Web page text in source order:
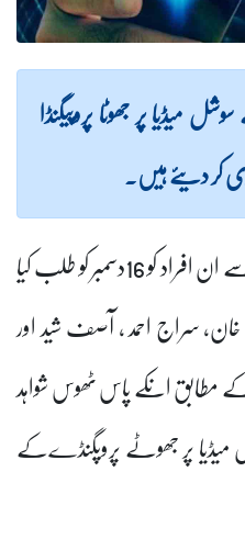
میڈیا پر جھوٹا پروپیگنڈا
نوٹس میں جے آئی ٹی کی جانب سے ان افراد کو 16دسمبر کو طلب کیا
سراج احمد ، آصف شید اور
مطابق انکے پاس ٹھوس شواہد
پر جھوٹے پروپگنڈےکے